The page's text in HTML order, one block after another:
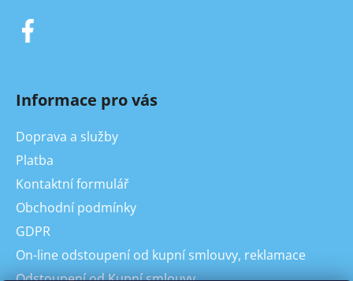
Informace pro vás
Doprava a služby
Platba
Kontaktní formulář
Obchodní podmínky
GDPR
On-line odstoupení od kupní smlouvy, reklamace